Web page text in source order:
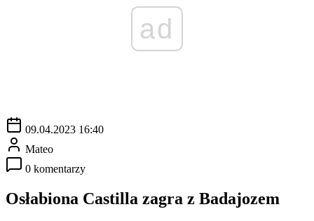
ad
09.04.2023 16:40
Mateo
0 komentarzy
Osłabiona Castilla zagra z Badajozem